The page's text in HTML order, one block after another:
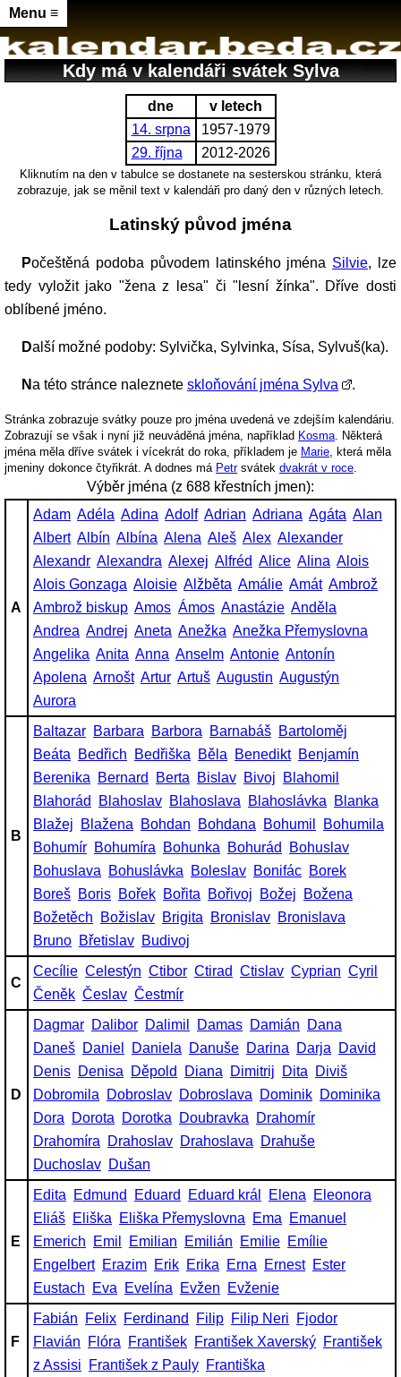
Menu ≡
Kdy má v kalendáři svátek Sylva
dne
v letech
14. srpna
1957-1979
29. října
2012-2026
Kliknutím na den v tabulce se dostanete na sesterskou stránku, která
zobrazuje, jak se měnil text v kalendáři pro daný den v různých letech.
Latinský původ jména
Počeštěná podoba původem latinského jména Silvie, lze
tedy vyložit jako "žena z lesa" či "lesní žínka". Dříve dosti
oblíbené jméno.
Další možné podoby: Sylvička, Sylvinka, Sísa, Sylvuš(ka).
Na této stránce nalezneteskloňování jména Sylva .
Stránka zobrazuje svátky pouze pro jména uvedená ve zdejším kalendáriu.
Zobrazují se však i nyní již neuváděná jména, například Kosma . Některá
jména měla dříve svátek i vícekrát do roka, příkladem je Marie , která měla
jmeniny dokonce čtyřikrát. A dodnes má Petrsvátek dvakrát v roce
Výběr jména (z 688 křestních jmen):
A
Adam Adéla Adina Adolf Adrian Adriana Agáta Alan
Albert Albín Albína Alena Aleš Alex Alexander
Alexandr Alexandra Alexej Alfréd Alice Alina Alois
Alois Gonzaga Aloisie Alžběta Amálie Amát Ambrož
Ambrož biskup Amos Ámos Anastázie Anděla
Andrea Andrej Aneta Anežka Anežka Přemyslovna
Angelika Anita Anna Anselm Antonie Antonín
Apolena Arnošt Artur Artuš Augustin Augustýn
Aurora
B
Baltazar Barbara Barbora Barnabáš Bartoloměj
Beáta
Bedřich Bedřiška Běla Benedikt Benjamín
Berenika
Bernard Berta Bislav Bivoj
Blahomil
Blahorád
Blahoslav Blahoslava Blahoslávka
Blanka
Blažej
Blažena Bohdan Bohdana Bohumil
Bohumila
Bohumír Bohumíra Bohunka Bohurád
Bohuslav
Bohuslava
Bohuslávka Boleslav Bonifác Borek
Boreš Boris Bořek Bořita Bořivoj Božej
Božena
Božetěch
Božislav Brigita Bronislav Bronislava
Bruno Břetislav Budivoj
C
Cecílie Celestýn Ctibor Ctirad Ctislav Cyprian Cyril
Čeněk Česlav Čestmír
D
Dagmar Dalibor Dalimil Damas Damián
Dana
Daneš Daniel Daniela Danuše Darina Darja
David
Denis Denisa Děpold Diana Dimitrij Dita
Diviš
Dobromila
Dobroslav Dobroslava Dominik Dominika
Dora
Dorota Dorotka Doubravka
Drahomír
Drahomíra
Drahoslav Drahoslava
Drahuše
Duchoslav Dušan
E
Edita Edmund Eduard Eduard král Elena
Eleonora
Eliáš Eliška Eliška Přemyslovna Ema
Emanuel
Emerich
Emil Emilian Emilián Emilie Emílie
Engelbert Erazim Erik Erika Erna Ernest Ester
Eustach
Eva Evelína Evžen Evženie
F
Fabián Felix Ferdinand Filip Filip Neri
Fjodor
Flavián
Flóra František František Xaverský František
z Assisi
František z Pauly Františka